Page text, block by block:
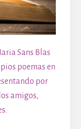
Sans Blas
poemas en
por
amigos,